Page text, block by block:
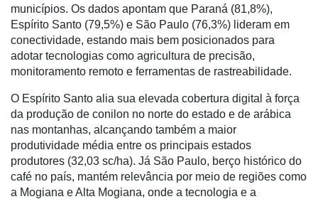
Notícias
Destaque
Mercado
Troca
de
Cadeira
Artigos
municípios. Os dados apontam que Paraná (81,8%),
Espírito Santo (79,5%) e São Paulo (76,3%) lideram em
conectividade, estando mais bem posicionados para
adotar tecnologias como agricultura de precisão,
monitoramento remoto e ferramentas de rastreabilidade.
O Espírito Santo alia sua elevada cobertura digital à força
da produção de conilon no norte do estado e de arábica
nas montanhas, alcançando também a maior
produtividade média entre os principais estados
produtores (32,03 sc/ha). Já São Paulo, berço histórico do
café no país, mantém relevância por meio de regiões como
a Mogiana e Alta Mogiana, onde a tecnologia e a